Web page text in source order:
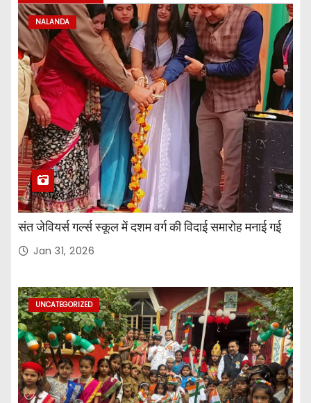
NALANDA
संत जेवियर्स गर्ल्स स्कूल में दशम वर्ग की विदाई समारोह मनाई गई
Jan 31, 2026
UNCATEGORIZED